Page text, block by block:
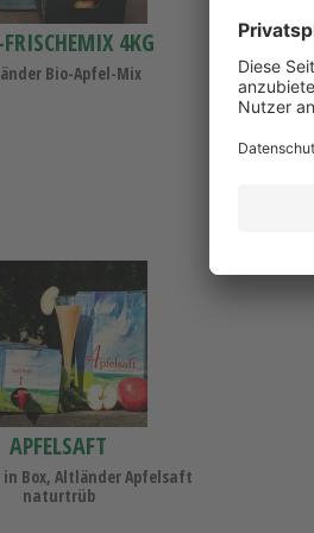
4KG
Bio-Apfel-Mix
APFELSAFT
in Box, Altländer Apfelsaft
naturtrüb